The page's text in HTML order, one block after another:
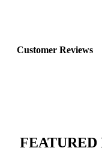
Customer Reviews
FEATURED